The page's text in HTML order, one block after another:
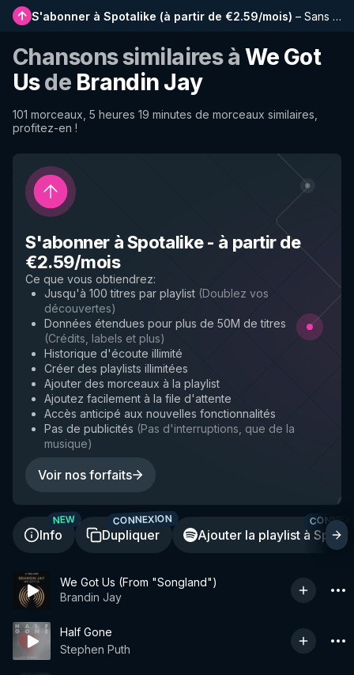
S'abonner à Spotalike (à partir de €2.59/mois) – Sans publicité, playlists plus longues, historique complet et accès anticipé aux nouvelles fonctionnalités
Chansons similaires à We Got
Usde Brandin Jay
101 morceaux, 5 heures 19 minutes de morceaux similaires,
profitez-en !
S'abonner à Spotalike- à partir de
€2.59/mois
Ce que vous obtiendrez:
Jusqu'à 100 titres par playlist (Doublez vos
découvertes)
Données étendues pour plus de 50M de titres
(Crédits, labels et plus)
Historique d'écoute illimité
Créer des playlists illimitées
Ajouter des morceaux à la playlist
Ajoutez facilement à la file d'attente
Accès anticipé aux nouvelles fonctionnalités
Pas de publicités (Pas d'interruptions, que de la
musique)
Voir nos forfaits
Info
NEW
Dupliquer
CONNEXION
Ajouter la playlist à
We Got Us (From "Songland")
Brandin Jay
Half Gone
Stephen Puth